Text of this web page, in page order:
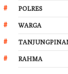
POLRES
WARGA
RAHMA